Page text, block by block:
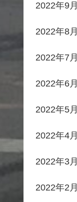
2022年9月
2022年8月
2022年7月
2022年6月
2022年5月
2022年4月
2022年3月
2022年2月